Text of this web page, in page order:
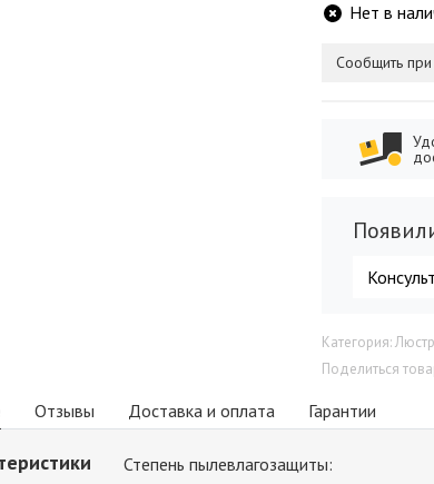
Нет в
Сообщить при
Категория:
Поделиться
Отзывы Доставка и оплата Гарантии
Степень пылевлагозащиты: